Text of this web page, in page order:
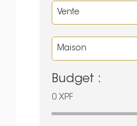
Budget :
0 XPF